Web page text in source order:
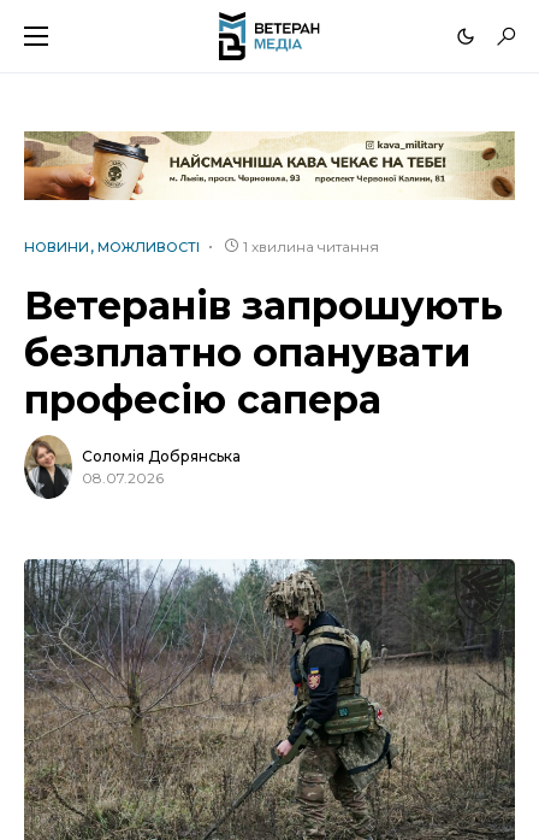
НОВИНИ МОЖЛИВОСТІ 1 хвилина читання
Ветеранів запрошують
безплатно опанувати
професію сапера
Соломія Добрянська
08.07.2026